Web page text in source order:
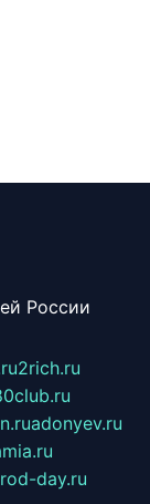
России
2rich.ru
adonyev.ru
day.ru